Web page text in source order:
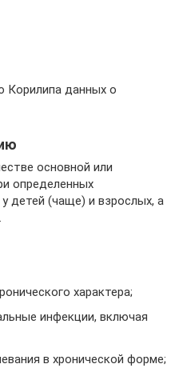
Корилипа данных о
основной или
определенных
детей (чаще) и взрослых, а
характера;
инфекции, включая
в хронической форме;